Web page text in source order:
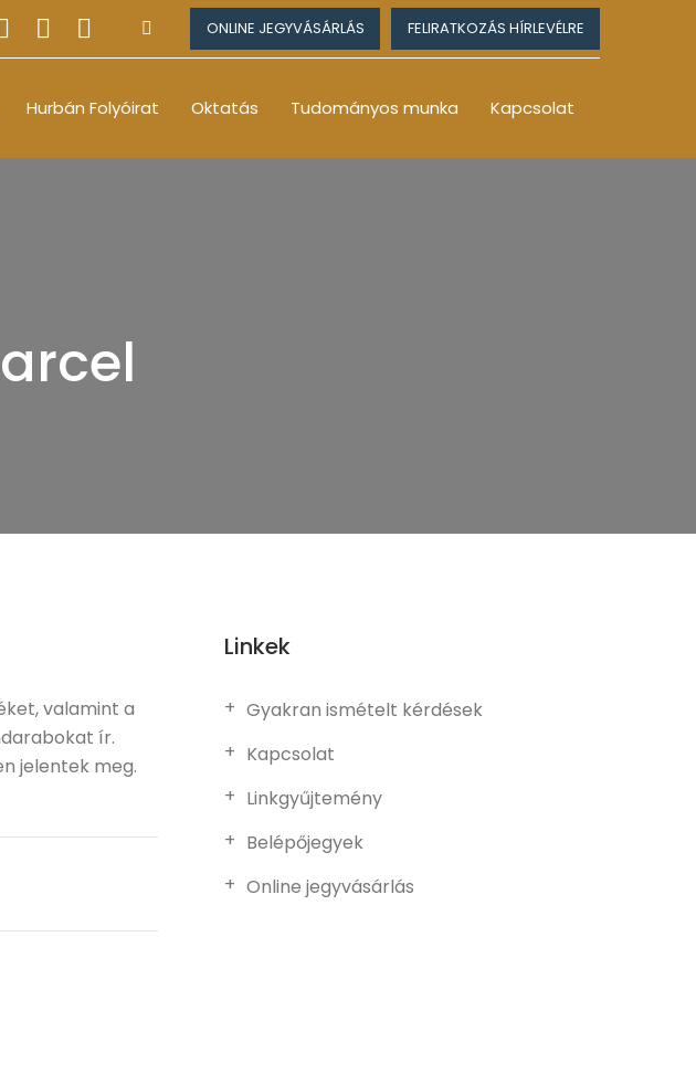
ONLINE JEGYVÁSÁRLÁS FELIRATKOZÁS HÍRLEVÉLRE
Hurbán Folyóirat Oktatás Tudományos munka Kapcsolat
valamint a
ír.
jelentek meg.
Linkek
Gyakran ismételt kérdések
Kapcsolat
Linkgyűjtemény
Belépőjegyek
Online jegyvásárlás